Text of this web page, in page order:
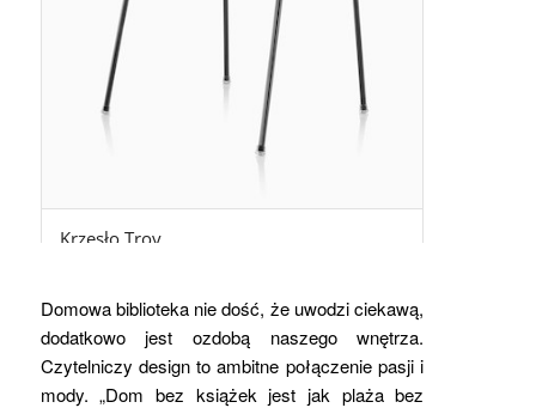
Krzesło Troy
Domowa biblioteka nie dość, że uwodzi ciekawą,
dodatkowo jest ozdobą naszego wnętrza.
Czytelniczy design to ambitne połączenie pasji i
mody. „Dom bez książek jest jak plaża bez